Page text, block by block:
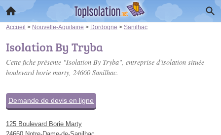
Accueil > Nouvelle-Aquitaine > Dordogne > Sanilhac
Isolation By Tryba
Cette fiche présente "Isolation By Tryba", entreprise d'isolation située
boulevard borie marty, 24660 Sanilhac.
Demande de devis en ligne
125 Boulevard Borie Marty